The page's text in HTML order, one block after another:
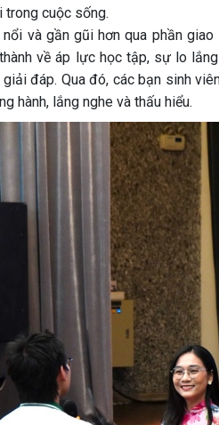
cuộc sống.
và gần gũi hơn qua phần
về áp lực học tập, sự lo
đáp. Qua đó, các bạn sinh
hành, lắng nghe và thấu hiểu.